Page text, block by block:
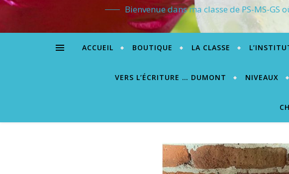
Bienvenue dans ma classe de PS-MS-
ACCUEIL BOUTIQUE LA CLASSE
VERS L’ÉCRITURE … DUMONT NIVEAUX